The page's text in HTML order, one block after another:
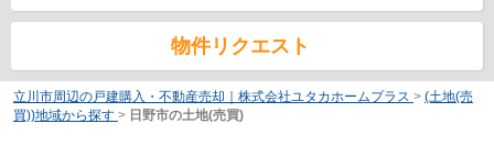
物件リクエスト
立川市周辺の戸建購入・不動産売却｜株式会社ユタカホームプラス > (土地(売
買))地域から探す > 日野市の土地(売買)